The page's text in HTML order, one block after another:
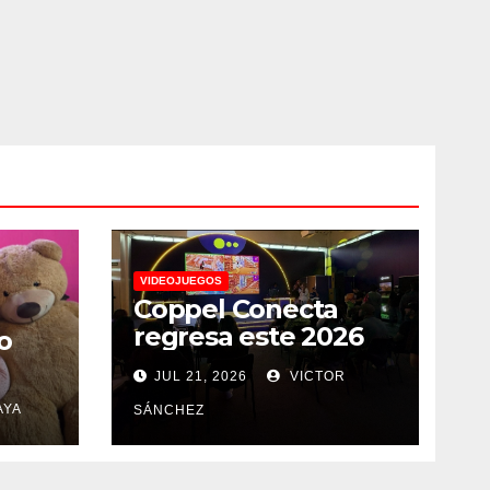
VIDEOJUEGOS
Coppel Conecta
regresa este 2026
JUL 21, 2026 VICTOR
SÁNCHEZ